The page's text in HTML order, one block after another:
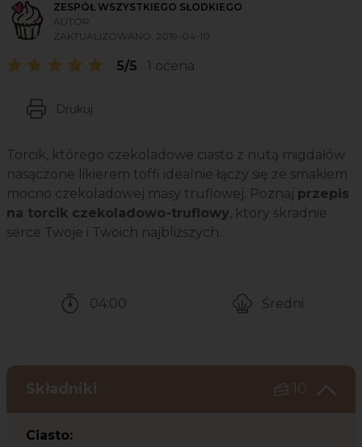
ZESPÓŁ WSZYSTKIEGO SŁODKIEGO
AUTOR
ZAKTUALIZOWANO: 2019-04-10
5/5 1 ocena
Drukuj
Torcik, którego czekoladowe ciasto z nutą migdałów
nasączone likierem toffi idealnie łączy się ze smakiem
mocno czekoladowej masy truflowej. Poznaj przepis
na torcik czekoladowo-truflowy, ktory skradnie
serce Twoje i Twoich najbliższych.
04:00
Średni
Składniki 10
Ciasto: